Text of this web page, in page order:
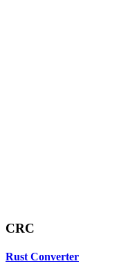
CRC
Rust Converter